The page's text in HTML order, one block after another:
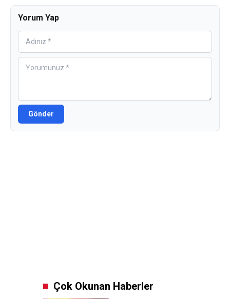
Yorum Yap
Gönder
Çok Okunan Haberler